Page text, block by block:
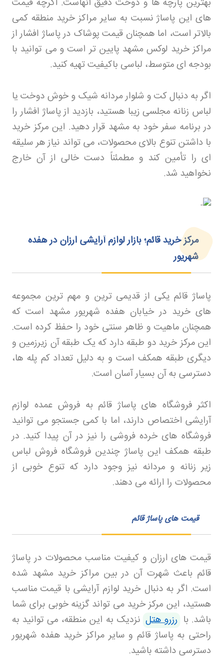
های این پاساژ نسبت به سایر مراکز خرید منطقه کمی
بالاتر است، اما همچنان قیمت پوشاک در پاساژ افشار از
مراکز خرید لوکس مشهد پایین تر است و می توانید با
بودجه ای متوسط، لباسی باکیفیت تهیه کنید.
اگر به دنبال کت و شلوار مردانه شیک و خوش دوخت یا
لباس زنانه مجلسی زیبا هستید، بازدید از پاساژ افشار را
در برنامه سفر خود به مشهد قرار دهید. این مرکز خرید
با داشتن تنوع بالای محصولات، می تواند نیاز هر سلیقه
ای را تأمین کند و مطمئناً دست خالی از آن خارج
نخواهید شد.
مرکز خرید قائم؛ بازار لوازم آرایشی ارزان در هفده
شهریور
پاساژ قائم یکی از قدیمی ترین و مهم ترین مجموعه
های خرید در خیابان هفده شهریور مشهد است که
همچنان ماهیت و ظاهر سنتی خود را حفظ کرده است.
این مرکز خرید دو طبقه دارد که یک طبقه آن زیرزمین و
دیگری طبقه همکف است و به دلیل تعداد کم پله ها،
دسترسی به آن بسیار آسان است.
اکثر فروشگاه های پاساژ قائم به فروش عمده لوازم
آرایشی اختصاص دارند، اما با کمی جستجو می توانید
فروشگاه های خرده فروشی را نیز در آن پیدا کنید. در
طبقه همکف این پاساژ چندین فروشگاه فروش لباس
زیر زنانه و مردانه نیز وجود دارد که تنوع خوبی از
محصولات را ارائه می دهند.
قیمت های پاساژ قائم
قیمت های ارزان و کیفیت مناسب محصولات در پاساژ
قائم باعث شهرت آن در بین مراکز خرید مشهد شده
است. اگر به دنبال خرید لوازم آرایشی با قیمت مناسب
هستید، این مرکز خرید می تواند گزینه خوبی برای شما
باشد. با رزرو هتل نزدیک به این منطقه، می توانید به
راحتی به پاساژ قائم و سایر مراکز خرید هفده شهریور
دسترسی داشته باشید.